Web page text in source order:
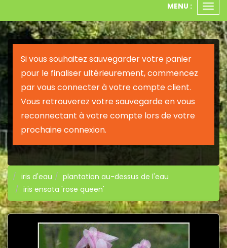
le
MENU :
Si vous souhaitez sauvegarder votre panier
pour le finaliser ultérieurement, commencez
par vous connecter à votre compte client.
Vous retrouverez votre sauvegarde en vous
reconnectant à votre compte lors de votre
prochaine connexion.
iris d'eau
plantation au-dessus de l'eau
iris ensata 'rose queen'